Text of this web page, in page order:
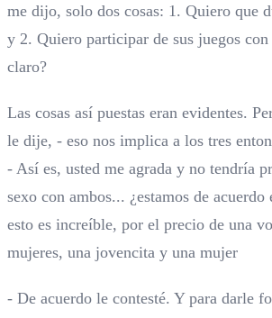
me dijo, solo dos cosas: 1. Quiero que
y 2. Quiero participar de sus juegos con
claro?
Las cosas así puestas eran evidentes.
le dije, - eso nos implica a los tres
- Así es, usted me agrada y no tendría
sexo con ambos... ¿estamos de acuerdo
esto es increíble, por el precio de una
mujeres, una jovencita y una mujer
- De acuerdo le contesté. Y para darle